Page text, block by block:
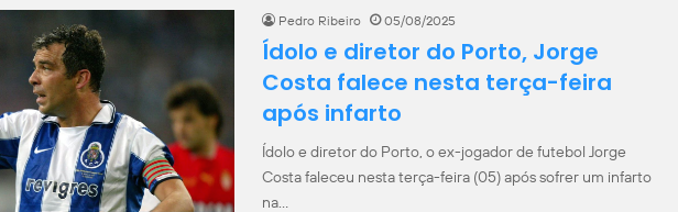
Pedro Ribeiro 05/08/2025
Ídolo e diretor do Porto, Jorge
Costa falece nesta terça-feira
após infarto
Ídolo e diretor do Porto, o ex-jogador de futebol Jorge
Costa faleceu nesta terça-feira (05) após sofrer um infarto
na…